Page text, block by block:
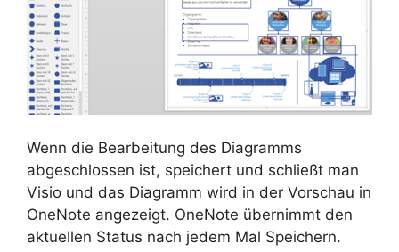
Wenn die Bearbeitung des Diagramms
abgeschlossen ist, speichert und schließt man
Visio und das Diagramm wird in der Vorschau in
OneNote angezeigt. OneNote übernimmt den
aktuellen Status nach jedem Mal Speichern.